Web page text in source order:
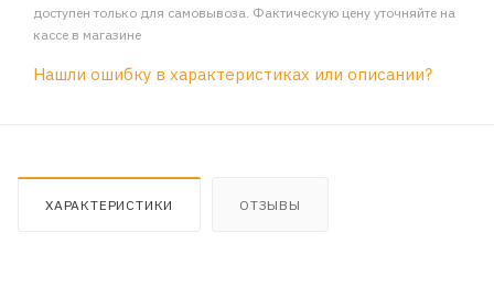
доступен только для самовывоза. Фактическую цену уточняйте на
кассе в магазине
Нашли ошибку в характеристиках или описании?
ХАРАКТЕРИСТИКИ ОТЗЫВЫ